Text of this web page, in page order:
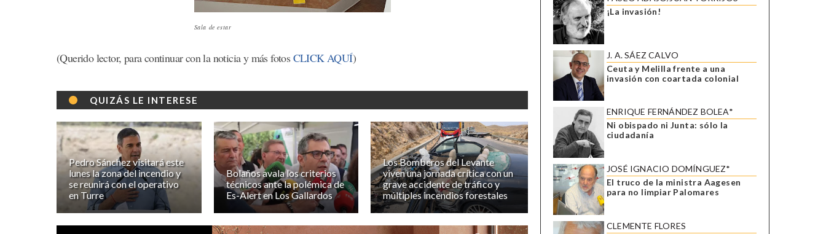
Sala de estar
(Querido lector, para continuar con la noticia y más fotosCLICK AQUÍ)
QUIZÁS LE INTERESE
Pedro Sánchez visitará este
lunes la zona del incendio y
se reunirá con el operativo
en Turre
Bolaños avala los criterios
técnicos ante la polémica de
Es-Alert en Los Gallardos
Los Bomberos del Levante
viven una jornada crítica con un
grave accidente de tráfico y
múltiples incendios forestales
¡La invasión!
J. A. SÁEZ CALVO
Ceuta y Melilla frente a una
invasión con coartada colonial
ENRIQUE FERNÁNDEZ BOLEA*
Ni obispado ni Junta: sólo la
ciudadanía
JOSÉ IGNACIO DOMÍNGUEZ*
El truco de la ministra Aagesen
para no limpiar Palomares
CLEMENTE FLORES